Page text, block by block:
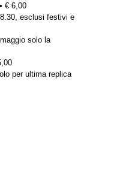
€ 6,00
esclusi festivi e
solo la
per ultima replica